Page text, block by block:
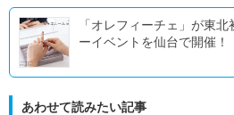
「オレフィーチェ」が東
ーイベントを仙台で開催！
あわせて読みたい記事